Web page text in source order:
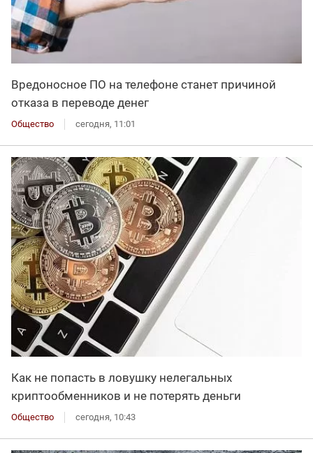
Вредоносное ПО на телефоне станет причиной
отказа в переводе денег
Общество сегодня, 11:01
Как не попасть в ловушку нелегальных
криптообменников и не потерять деньги
Общество сегодня, 10:43